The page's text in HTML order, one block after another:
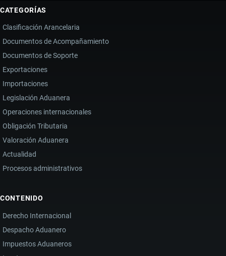
CATEGORÍAS
Clasificación Arancelaria
Documentos de Acompañamiento
Documentos de Soporte
Exportaciones
Importaciones
Legislación Aduanera
Operaciones internacionales
Obligación Tributaria
Valoración Aduanera
Actualidad
Procesos administrativos
CONTENIDO
Derecho Internacional
Despacho Aduanero
Impuestos Aduaneros